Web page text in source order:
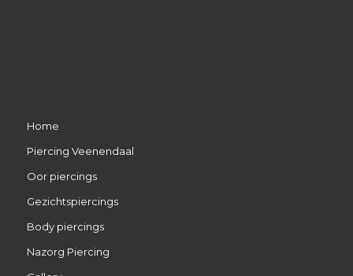
Home
Piercing Veenendaal
Oor piercings
Gezichtspiercings
Body piercings
Nazorg Piercing